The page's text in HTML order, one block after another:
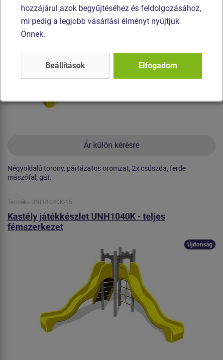
Ár külön kérésre
Újdonság
Négyoldalú torony, pártázatos oromzat, 2x csúszda, ferde
mászófal, gát.
Termék - UNH-1040K-15
Kastély játékkészlet UNH1040K - teljes
fémszerkezet
Újdonság
hozzájárul azok begyűjtéséhez és feldolgozásához,
mi pedig a legjobb vásárlási élményt nyújtjuk
Önnek.
Beállítások Elfogadom